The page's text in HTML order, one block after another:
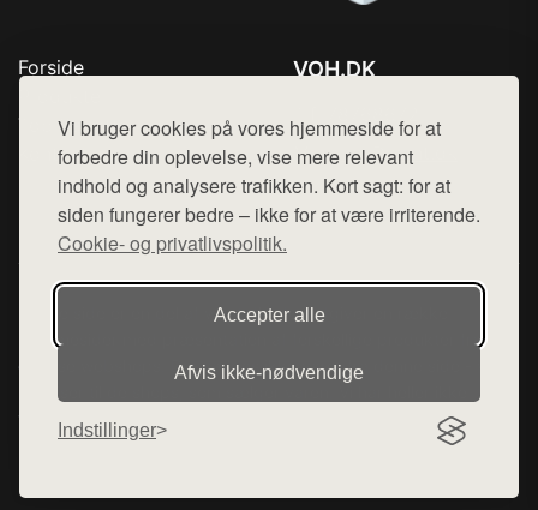
Vi bruger cookies på vores hjemmeside for at
forbedre din oplevelse, vise mere relevant
indhold og analysere trafikken. Kort sagt: for at
siden fungerer bedre – ikke for at være irriterende.
Cookie- og privatlivspolitik.
Accepter alle
Afvis ikke‑nødvendige
Indstillinger
Forside
Top Rabatter
Kontakt
VOH.DK
Mail: hej@want.dk
Cookie- og privatlivspolitik
Denne side er en del af want.dk, der udgiver en række
hjemmesider med præsentation af forskellige produkter fra
diverse webshops. Der sælges ikke varer fra denne side - vi
henviser til de shops, som sælger varen. Vi har heller ikke
varerne på lager.